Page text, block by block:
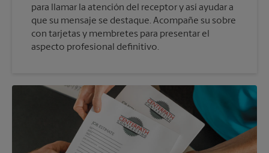
para llamar la atención del receptor y así ayudar a
que su mensaje se destaque. Acompañe su sobre
con tarjetas y membretes para presentar el
aspecto profesional definitivo.